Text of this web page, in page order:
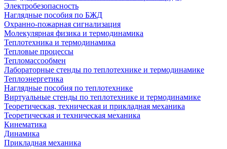
Электробезопасность
Наглядные пособия по БЖД
Охранно-пожарная сигнализация
Молекулярная физика и термодинамика
Теплотехника и термодинамика
Тепловые процессы
Тепломассообмен
Лабораторные стенды по теплотехнике и термодинамике
Теплоэнергетика
Наглядные пособия по теплотехнике
Виртуальные стенды по теплотехнике и термодинамике
Теоретическая, техническая и прикладная механика
Теоретическая и техническая механика
Кинематика
Динамика
Прикладная механика